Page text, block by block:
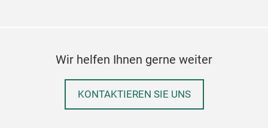
Wir helfen Ihnen gerne weiter
KONTAKTIEREN SIE UNS